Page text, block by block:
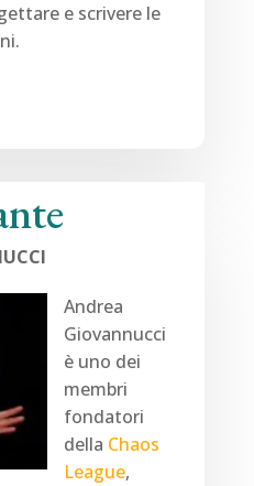
e scrivere le
Andrea
Giovannucci
è uno dei
membri
fondatori
della Chaos
League,